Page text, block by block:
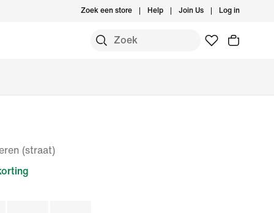
Zoek een store Help Join Us Log in
(straat)